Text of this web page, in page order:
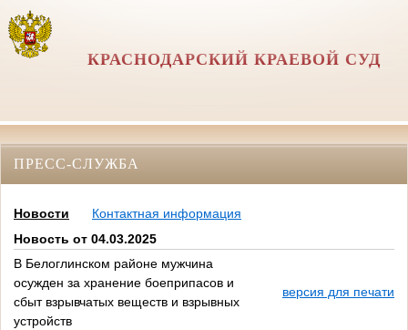
КРАСНОДАРСКИЙ КРАЕВОЙ СУД
ПРЕСС-СЛУЖБА
Новости
Контактная информация
Новость от 04.03.2025
В Белоглинском районе мужчина
осужден за хранение боеприпасов и
сбыт взрывчатых веществ и взрывных
устройств
версия для печати